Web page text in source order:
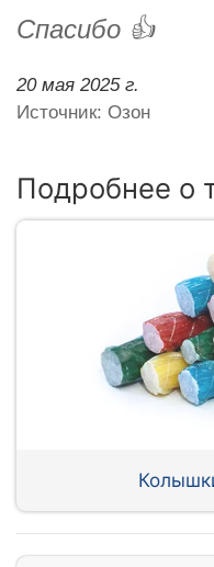
Спасибо 👍
20 мая 2025 г.
Источник: Озон
Подробнее о